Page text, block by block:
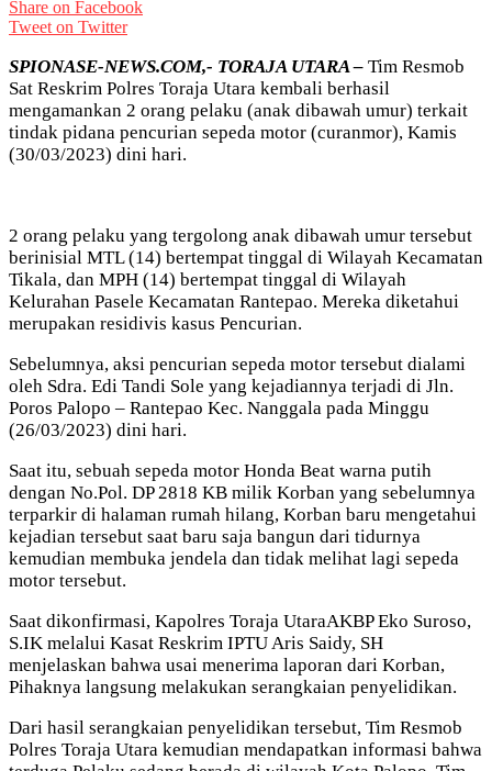
Share on Facebook
Tweet on Twitter
SPIONASE-NEWS.COM,- TORAJA UTARA – Tim Resmob
Sat Reskrim Polres Toraja Utara kembali berhasil
mengamankan 2 orang pelaku (anak dibawah umur) terkait
tindak pidana pencurian sepeda motor (curanmor), Kamis
(30/03/2023) dini hari.
2 orang pelaku yang tergolong anak dibawah umur tersebut
berinisial MTL (14) bertempat tinggal di Wilayah Kecamatan
Tikala, dan MPH (14) bertempat tinggal di Wilayah
Kelurahan Pasele Kecamatan Rantepao. Mereka diketahui
merupakan residivis kasus Pencurian.
Sebelumnya, aksi pencurian sepeda motor tersebut dialami
oleh Sdra. Edi Tandi Sole yang kejadiannya terjadi di Jln.
Poros Palopo – Rantepao Kec. Nanggala pada Minggu
(26/03/2023) dini hari.
Saat itu, sebuah sepeda motor Honda Beat warna putih
dengan No.Pol. DP 2818 KB milik Korban yang sebelumnya
terparkir di halaman rumah hilang, Korban baru mengetahui
kejadian tersebut saat baru saja bangun dari tidurnya
kemudian membuka jendela dan tidak melihat lagi sepeda
motor tersebut.
Saat dikonfirmasi, Kapolres Toraja UtaraAKBP Eko Suroso,
S.IK melalui Kasat Reskrim IPTU Aris Saidy, SH
menjelaskan bahwa usai menerima laporan dari Korban,
Pihaknya langsung melakukan serangkaian penyelidikan.
Dari hasil serangkaian penyelidikan tersebut, Tim Resmob
Polres Toraja Utara kemudian mendapatkan informasi bahwa